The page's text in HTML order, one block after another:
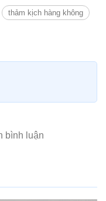
thảm kịch hàng không